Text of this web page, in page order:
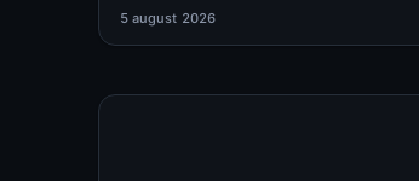
5 august 2026